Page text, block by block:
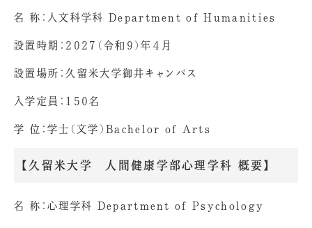
名 称：人文科学科 Department of Humanities
設置時期：2027（令和9）年４月
設置場所：久留米大学御井キャンパス
入学定員：150名
学 位：学士（文学）Bachelor of Arts
【久留米大学 人間健康学部心理学科 概要】
名 称：心理学科 Department of Psychology